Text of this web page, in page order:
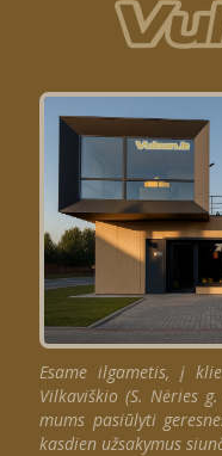
Esame ilgametis, į
Vilkaviškio (S. Nėries
mums pasiūlyti
kasdien užsakymus